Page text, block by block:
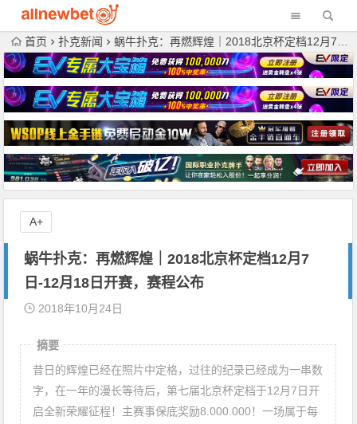
首页 扑克新闻 蜗牛扑克：再燃辉煌｜2018北京杯定档12月7日-12月18日开赛，赛程公布
蜗牛扑克：再燃辉煌｜2018北京杯定档12月7
日-12月18日开赛，赛程公布
2018年10月24日
摘要
昔日的辉煌已经在照片中定格，过往的纪录已经成为一串数
字，在一年的漫长等待后，第七届北京杯定档于12月7日开
启全新荣耀征程！主赛事保底奖励8.000.000！一场属于每
A+